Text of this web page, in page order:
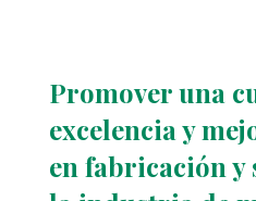
Promover una
excelencia y
en fabricación